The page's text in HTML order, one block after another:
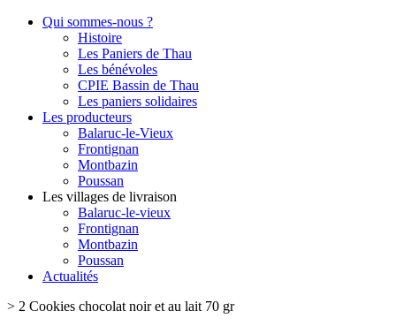
Qui sommes-nous ?
Histoire
Les Paniers de Thau
Les bénévoles
CPIE Bassin de Thau
Les paniers solidaires
Les producteurs
Balaruc-le-Vieux
Frontignan
Montbazin
Poussan
Les villages de livraison
Balaruc-le-vieux
Frontignan
Montbazin
Poussan
Actualités
> 2 Cookies chocolat noir et au lait 70 gr